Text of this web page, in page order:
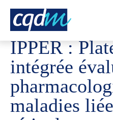
CQDM NOUVELLES
IPPER :
intégrée
maladies